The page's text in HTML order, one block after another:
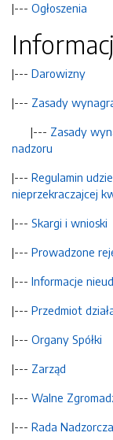
|--- Ogłoszenia
|--- Darowizny
|--- Zasady
|--- Zasady
nadzoru
|--- Regulamin
nieprzekraczajcej
|--- Skargi i wnioski
|--- Prowadzone
|--- Informacje
|--- Przedmiot
|--- Organy Spółki
|--- Zarząd
|--- Walne
|--- Rada Nadzorcza